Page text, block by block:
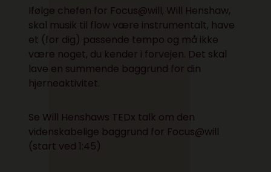
Ifølge chefen for Focus@will, Will Henshaw,
skal musik til flow være instrumentalt, have
et (for dig) passende tempo og må ikke
være noget, du kender i forvejen. Det skal
lave en summende baggrund for din
hjerneaktivitet.
Se Will Henshaws TEDx talk om den
videnskabelige baggrund for Focus@will
(start ved 1:45)